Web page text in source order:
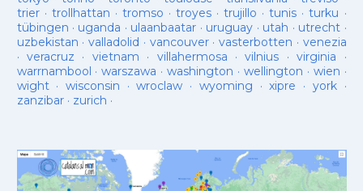
trier· trollhattan · tromso · troyes·trujillo ·tunis ·turku ·
tübingen · uganda · ulaanbaatar · uruguay · utah · utrecht ·
uzbekistan · valladolid · vancouver· vasterbotten · venezia
· veracruz · vietnam · villahermosa ·vilnius ·virginia ·
warrnambool ·warszawa ·washington · wellington · wien ·
wight· wisconsin ·wroclaw · wyoming ·xipre · york·
zanzibar· zurich ·